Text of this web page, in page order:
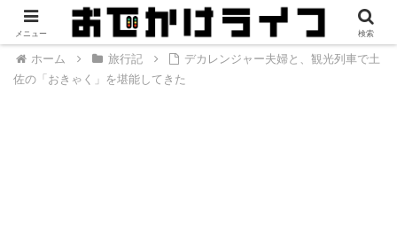
ホーム 旅行記
デカレンジャー夫婦と、観光列車で土
佐の「おきゃく」を堪能してきた
メニュー 検索